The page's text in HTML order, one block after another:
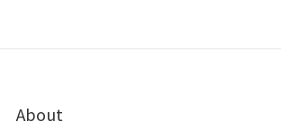
About